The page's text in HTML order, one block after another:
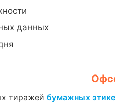
данных
тиражей бумажных